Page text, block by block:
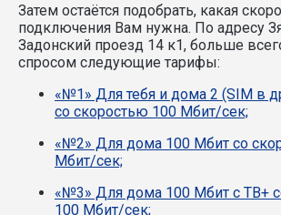
Затем остаётся подобрать, какая
подключения Вам нужна. По адресу
Задонский проезд 14 к1, больше
спросом следующие тарифы:
«№1» Для тебя и дома 2 (SIM в
со скоростью 100 Мбит/сек;
«№2» Для дома 100 Мбит со
Мбит/сек;
«№3» Для дома 100 Мбит с ТВ+
100 Мбит/сек;